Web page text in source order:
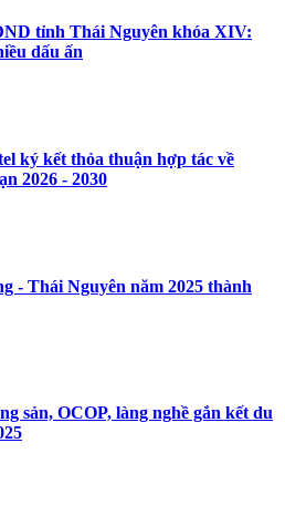
tỉnh Thái Nguyên khóa XIV:
dấu ấn
ký kết thỏa thuận hợp tác về
2026 - 2030
- Thái Nguyên năm 2025 thành
sản, OCOP, làng nghề gắn kết du